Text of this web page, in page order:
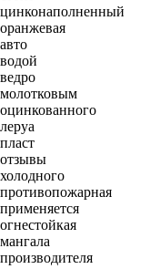
цинконаполненный
оранжевая
авто
водой
ведро
молотковым
оцинкованного
леруа
пласт
отзывы
холодного
противопожарная
применяется
огнестойкая
мангала
производителя